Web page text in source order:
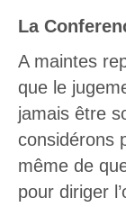
La
A maintes
que le
jamais être
considérons
même de
pour diriger